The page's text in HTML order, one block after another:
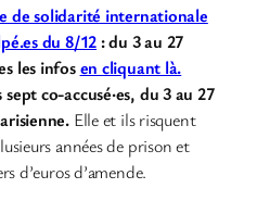
de solidarité internationale
du 8/12: du 3 au 27
les infosen cliquant là.
co-accusé·es, du 3 au 27
Elle et ils risquent
années de prison et
d’euros d’amende.